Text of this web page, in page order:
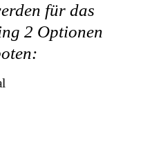
für das
2 Optionen